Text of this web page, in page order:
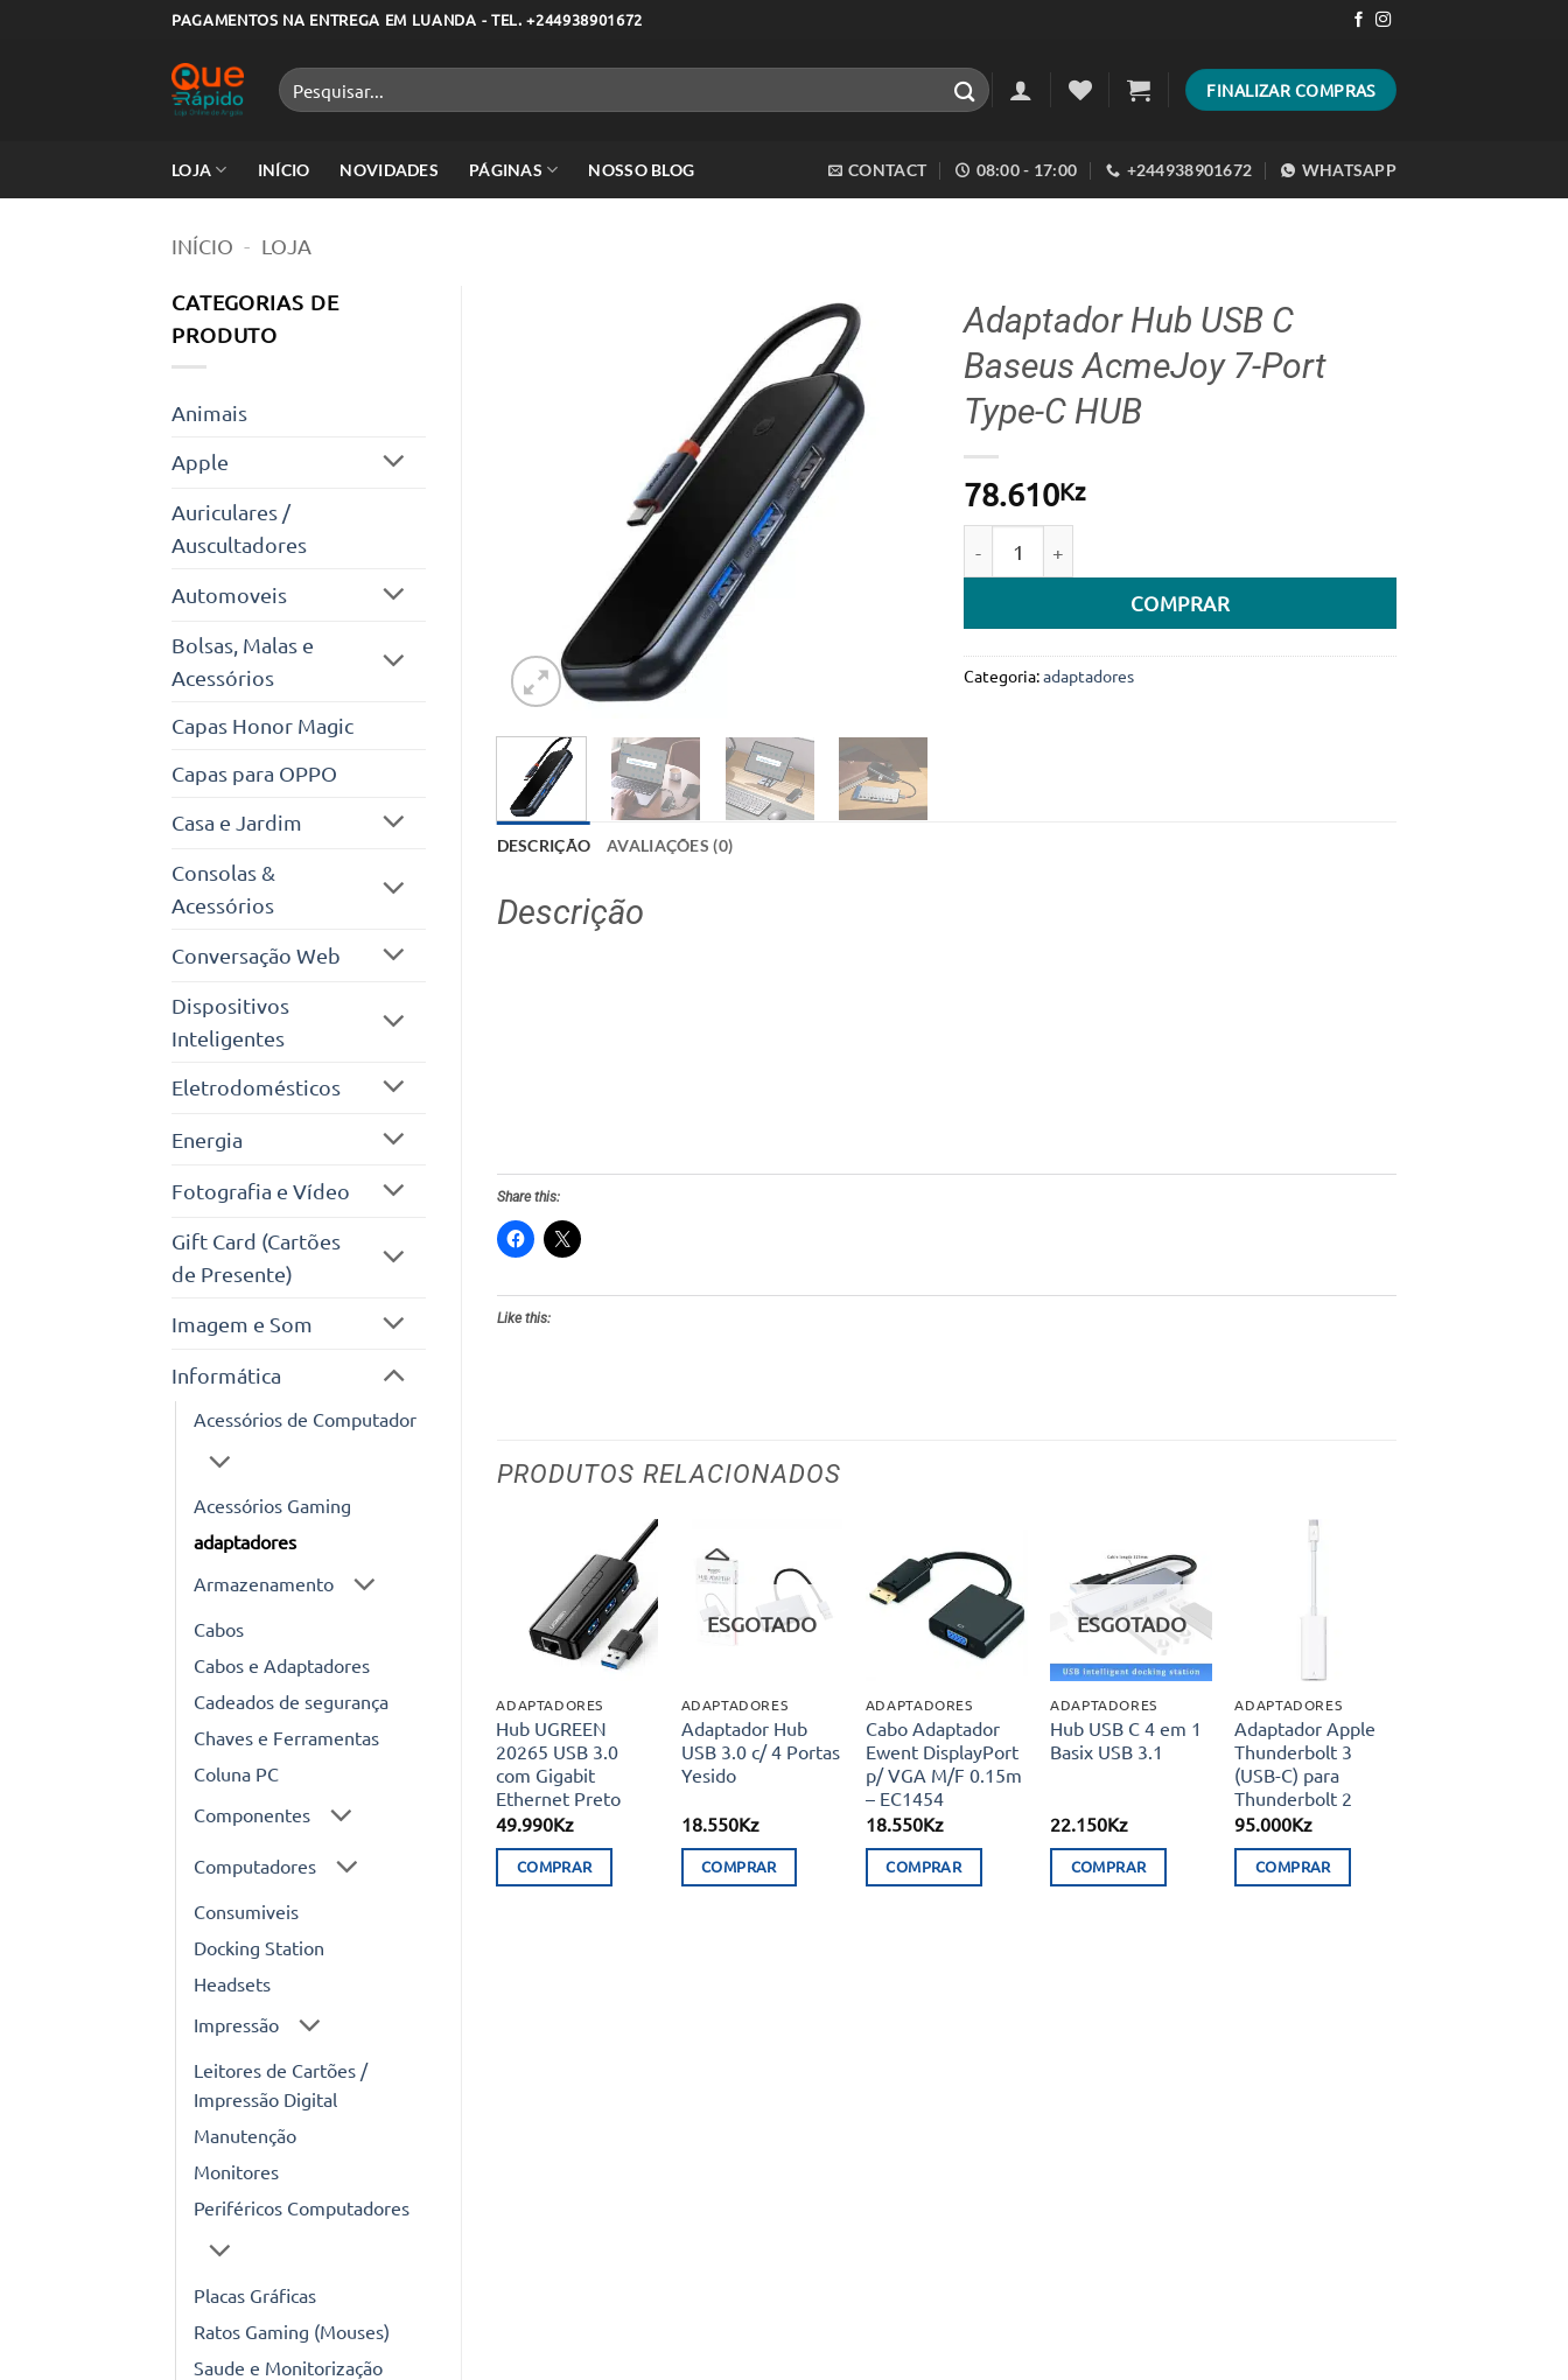
PAGAMENTOS NA ENTREGA EM LUANDA - TEL. +244938901672
Pesquisar
por:
FINALIZAR COMPRAS
LOJA INÍCIO NOVIDADES PÁGINAS NOSSO BLOG CONTACT 08:00 - 17:00 +244938901672 WHATSAPP
INÍCIO - LOJA
CATEGORIAS DE
PRODUTO
Animais
Apple
Auriculares /
Auscultadores
Automoveis
Bolsas, Malas e
Acessórios
Capas Honor Magic
Capas para OPPO
Casa e Jardim
Consolas &
Acessórios
Conversação Web
Dispositivos
Inteligentes
Eletrodomésticos
Energia
Fotografia e Vídeo
Gift Card (Cartões
de Presente)
Imagem e Som
Informática
Acessórios de Computador
Acessórios Gaming
adaptadores
Armazenamento
Cabos
Cabos e Adaptadores
Cadeados de segurança
Chaves e Ferramentas
Coluna PC
Componentes
Computadores
Consumiveis
Docking Station
Headsets
Impressão
Leitores de Cartões /
Impressão Digital
Manutenção
Monitores
Periféricos Computadores
Placas Gráficas
Ratos Gaming (Mouses)
Saude e Monitorização
Adicionar
aos meus
desejos
Adaptador Hub USB C
Baseus AcmeJoy 7-Port
Type-C HUB
78.610Kz
COMPRAR
Categoria:adaptadores
DESCRIÇÃO AVALIAÇÕES (0)
Descrição
Share this:
Like this:
PRODUTOS RELACIONADOS
Adicionar
aos meus
desejos
ADAPTADORES
Hub UGREEN
20265 USB 3.0
com Gigabit
Ethernet Preto
49.990Kz
COMPRAR
Adicionar
aos meus
desejos
ESGOTADO
ADAPTADORES
Adaptador Hub
USB 3.0 c/ 4 Portas
Yesido
18.550Kz
COMPRAR
Adicionar
aos meus
desejos
ADAPTADORES
Cabo Adaptador
Ewent DisplayPort
p/ VGA M/F 0.15m
– EC1454
18.550Kz
COMPRAR
Adicionar
aos meus
desejos
ESGOTADO
ADAPTADORES
Hub USB C 4 em 1
Basix USB 3.1
22.150Kz
COMPRAR
ADAPTADORES
Adaptador Apple
Thunderbolt 3
(USB-C) para
Thunderbolt 2
95.000Kz
COMPRAR